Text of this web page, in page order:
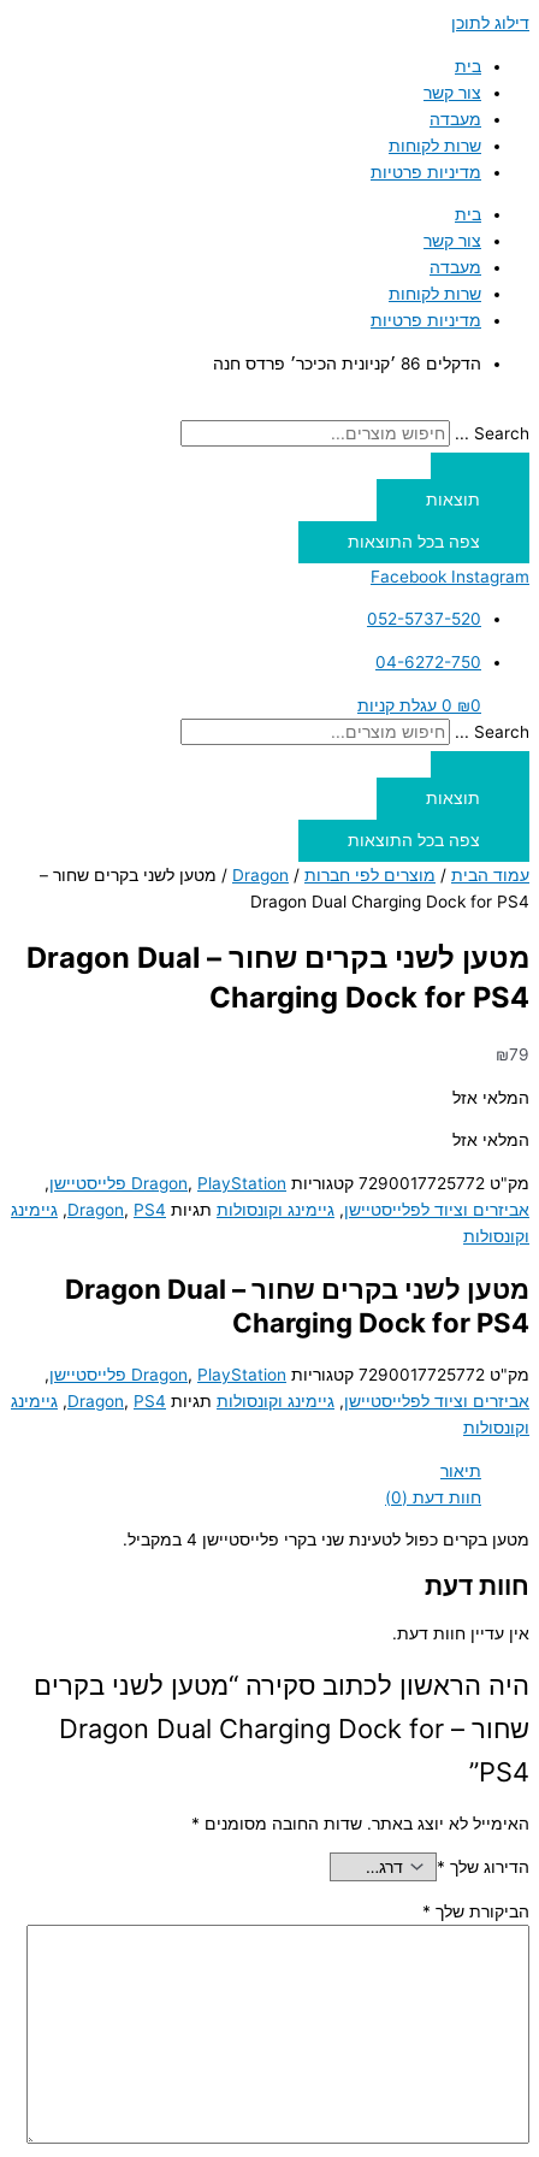
דילוג לתוכן
בית
צור קשר
מעבדה
שרות לקוחות
מדיניות פרטיות
בית
צור קשר
מעבדה
שרות לקוחות
מדיניות פרטיות
הדקלים 86 ׳קניונית הכיכר׳ פרדס חנה
Search ...
תוצאות
צפה בכל התוצאות
Facebook Instagram
052-5737-520
04-6272-750
₪0
0 עגלת קניות
Search ...
תוצאות
צפה בכל התוצאות
עמוד הבית / מוצרים לפי חברות /
Dragon / מטען לשני בקרים שחור –
Dragon Dual Charging Dock for PS4
מטען לשני בקרים שחור – Dragon Dual
Charging Dock for PS4
₪79
המלאי אזל
המלאי אזל
מק"ט 7290017725772 קטגוריות Dragon, PlayStation פלייסטיישן
,
אביזרים וציוד לפלייסטיישן, גיימינג וקונסולות תגיות Dragon, PS4
, גיימינג
וקונסולות
מטען לשני בקרים שחור – Dragon Dual
Charging Dock for PS4
מק"ט 7290017725772 קטגוריות Dragon, PlayStation פלייסטיישן
,
אביזרים וציוד לפלייסטיישן, גיימינג וקונסולות תגיות Dragon, PS4
, גיימינג
וקונסולות
תיאור
חוות דעת (0)
מטען בקרים כפול לטעינת שני בקרי פלייסטיישן 4 במקביל.
חוות דעת
אין עדיין חוות דעת.
היה הראשון לכתוב סקירה “מטען לשני בקרים
שחור – Dragon Dual Charging Dock for
PS4”
האימייל לא יוצג באתר. שדות החובה מסומנים *
הדירוג שלך *
הביקורת שלך *